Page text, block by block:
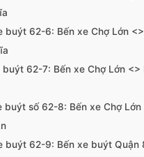
buýt 62-6: Bến xe Chợ Lớn
buýt 62-7: Bến xe Chợ Lớn <>
buýt số 62-8: Bến xe Chợ Lớn
buýt 62-9: Bến xe buýt Quận